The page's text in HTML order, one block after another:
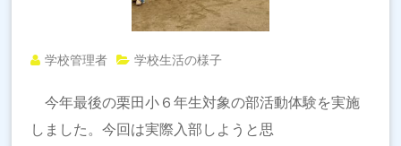
学校管理者 学校生活の様子
今年最後の栗田小６年生対象の部活動体験を実施
しました。今回は実際入部しようと思